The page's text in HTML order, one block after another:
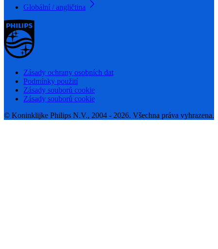
Globální / angličtina
Zásady ochrany osobních dat
Podmínky použití
Zásady souborů cookie
Zásady souborů cookie
© Koninklijke Philips N.V., 2004 - 2026. Všechna práva vyhrazena.